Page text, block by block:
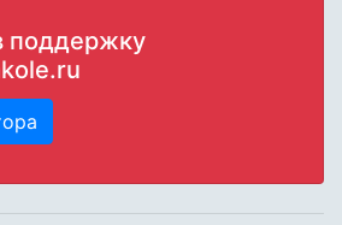
поддержку